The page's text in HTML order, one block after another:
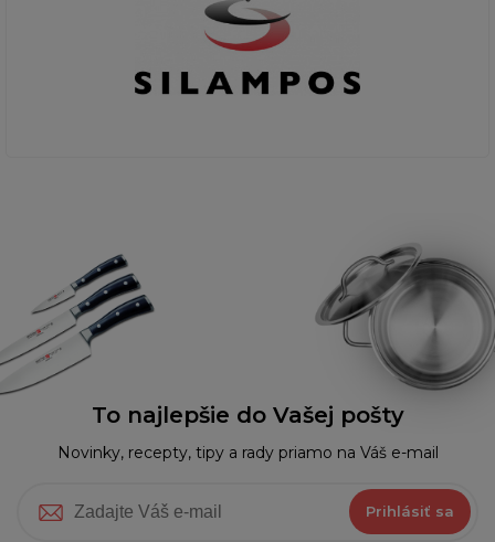
To najlepšie do Vašej pošty
Novinky, recepty, tipy a rady priamo na Váš e-mail
Prihlásiť sa